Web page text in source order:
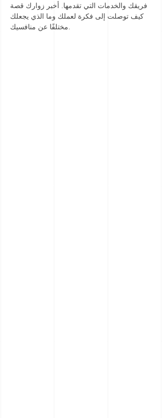
فريقك والخدمات التي تقدمها. أخبر زوارك قصة
كيف توصلت إلى فكرة لعملك وما الذي يجعلك
مختلفًا عن منافسيك.